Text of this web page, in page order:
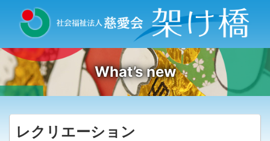
What’s new
レクリエーション